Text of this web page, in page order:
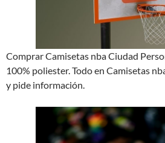
Comprar Camisetas nba Ciudad
100% poliester. Todo en Camisetas
y pide información.